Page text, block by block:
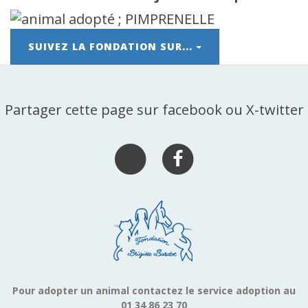
SUIVEZ LA FONDATION SUR...
Partager cette page sur facebook ou X-twitter
Pour adopter un animal contactez le service adoption au
01 34 86 23 70